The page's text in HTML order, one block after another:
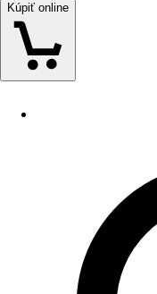
Kúpiť online